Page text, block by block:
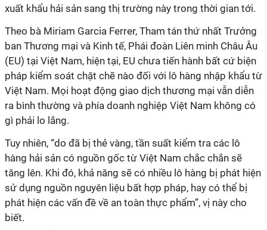
xuất khẩu hải sản sang thị trường này trong thời gian tới.
Theo bà Miriam Garcia Ferrer, Tham tán thứ nhất Trưởng
ban Thương mại và Kinh tế, Phái đoàn Liên minh Châu Âu
(EU) tại Việt Nam, hiện tại, EU chưa tiến hành bất cứ biện
pháp kiểm soát chặt chẽ nào đối với lô hàng nhập khẩu từ
Việt Nam. Mọi hoạt động giao dịch thương mại vẫn diễn
ra bình thường và phía doanh nghiệp Việt Nam không có
gì phải lo lắng.
Tuy nhiên, “do đã bị thẻ vàng, tần suất kiểm tra các lô
hàng hải sản có nguồn gốc từ Việt Nam chắc chắn sẽ
tăng lên. Khi đó, khả năng sẽ có nhiều lô hàng bị phát hiện
sử dụng nguồn nguyên liệu bất hợp pháp, hay có thể bị
phát hiện các vấn đề về an toàn thực phẩm”, vị này cho
biết.